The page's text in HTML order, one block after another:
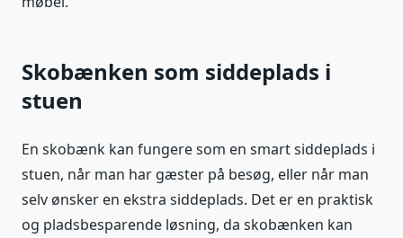
Skobænken som siddeplads i
stuen
En skobænk kan fungere som en smart siddeplads i
stuen, når man har gæster på besøg, eller når man
selv ønsker en ekstra siddeplads. Det er en praktisk
og pladsbesparende løsning, da skobænken kan